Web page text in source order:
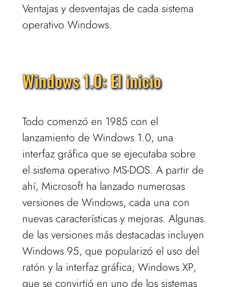
Ventajas y desventajas de cada sistema
operativo Windows.
Windows 1.0: El inicio
Todo comenzó en 1985 con el
lanzamiento de Windows 1.0, una
interfaz gráfica que se ejecutaba sobre
el sistema operativo MS-DOS. A partir de
ahí, Microsoft ha lanzado numerosas
versiones de Windows, cada una con
nuevas características y mejoras. Algunas
de las versiones más destacadas incluyen
Windows 95, que popularizó el uso del
ratón y la interfaz gráfica; Windows XP,
que se convirtió en uno de los sistemas